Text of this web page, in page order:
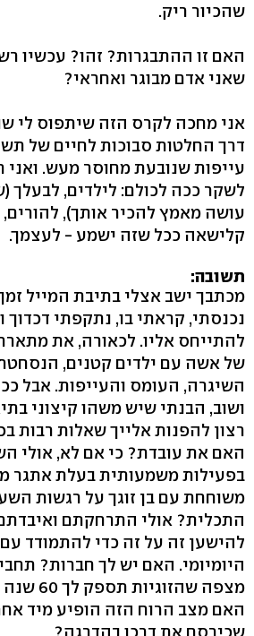
שהכיור ריק.
האם זו ההתבגרות? זהו? עכשיו
שאני אדם מבוגר ואחראי?
אני מחכה לקרס הזה שיתפוס לי
דרך החלטות סבוכות לחיים של
עייפות שנובעת מחוסר מעש. ואני
לשקר ככה לכולם: לילדים, לבעלך
עושה מאמץ להכיר אותך), להורים,
קלישאה ככל שזה ישמע - לעצמך.
תשובה:
מכתבך ישב אצלי בתיבת המייל
נכנסתי, קראתי בו, נתקפתי דכדוך
להתייחס אליו. לכאורה, את
של אשה עם ילדים קטנים,
השיגרה, העומס והעייפות. אבל
ושוב, הבנתי שיש משהו קיצוני
רצון להפנות אלייך שאלות רבות
האם את עובדת? כי אם לא, אולי
בפעילות משמעותית בעלת אתגר
משוחחת עם בן זוגך על רגשות
התכלית? אולי התרחקתם
להישען זה על זה כדי להתמודד
היומיומי. האם יש לך חברות?
מצפה
האם מצב הרוח הזה הופיע מיד